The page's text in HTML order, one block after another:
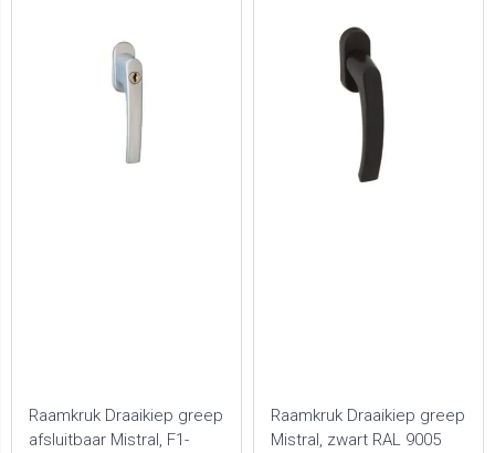
Raamkruk Draaikiep greep
afsluitbaar Mistral, F1-
Raamkruk Draaikiep greep
Mistral, zwart RAL 9005